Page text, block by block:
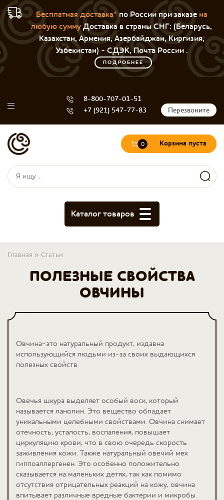
Бесплатная доставка*по России при заказе на
любую суммуДоставка в страны СНГ: (Беларусь,
Казахстан, Армения, Азербайджан, Киргизия,
Узбекистан) - СДЭК, Почта России .
ПОДРОБНЕЕ
8-800-707-01-51
+7 (921) 547-77-83
Перезвоните
Форма поиска
Поиск
0 Корзина пуста
Каталог товаров
Вы здесь
Главная » Статьи
ПОЛЕЗНЫЕ СВОЙСТВА
ОВЧИНЫ
Овчина-это натуральный продукт, издавна
использующийся людьми из-за своих выдающихся
полезных свойств.
Овечья шкура выделяет особый воск, который
называется ланолин. Это вещество обладает
уникальными целебными свойствами. Овчина снимает
отечность, усталость, воспаления, повышает
циркуляцию крови, что в свою очередь скорость
заживления кожи. Также натуральный овечий мех
гиппоаллергенен. Это особенно положительно
сказывается на маленьких детях, так как помимо
отсутствия отрицательных реакций на кожу, овчина
впитывает различные вредные бактерии и микробы.